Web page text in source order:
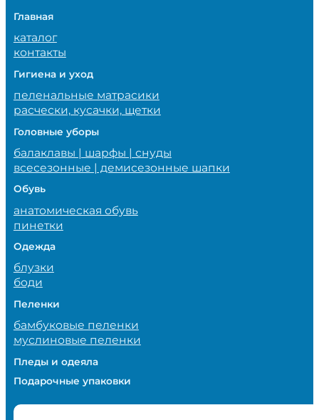
Главная
каталог
контакты
Гигиена и уход
пеленальные матрасики
расчески, кусачки, щетки
Головные уборы
балаклавы | шарфы | снуды
всесезонные | демисезонные шапки
Обувь
анатомическая обувь
пинетки
Одежда
блузки
боди
Пеленки
бамбуковые пеленки
муслиновые пеленки
Пледы и одеяла
Подарочные упаковки